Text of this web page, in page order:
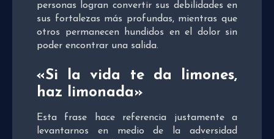
personas logran convertir sus debilidades en
sus fortalezas más profundas, mientras que
otros permanecen hundidos en el dolor sin
poder encontrar una salida.
«Si la vida te da limones,
haz limonada»
Esta frase hace referencia justamente a
levantarnos en medio de la adversidad